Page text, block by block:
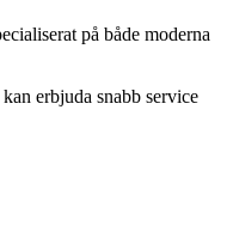
på både moderna
erbjuda snabb service